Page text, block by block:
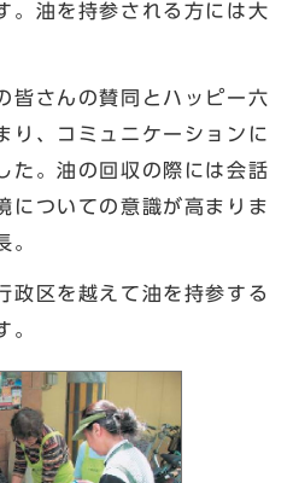
。油を持参される方には大
さんの賛同とハッピー六
り、コミュニケーションに
た。油の回収の際には会話
についての意識が高まりま
。
区を越えて油を持参する
。